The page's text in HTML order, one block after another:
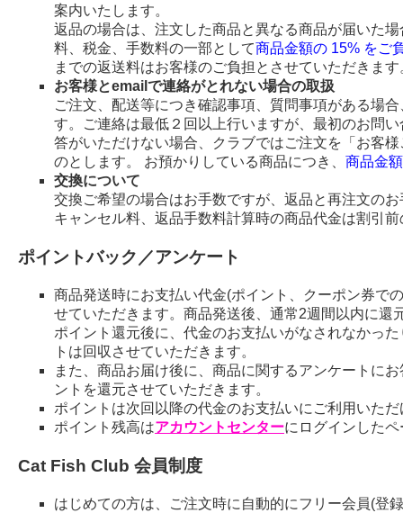
案内いたします。
返品の場合は、注文した商品と異なる商品が届いた
料、税金、手数料の一部として商品金額の 15% をご
までの返送料はお客様のご負担とさせていただきます
お客様とemailで連絡がとれない場合の取扱
ご注文、配送等につき確認事項、質問事項がある場
す。ご連絡は最低２回以上行いますが、最初のお問
答がいただけない場合、クラブではご注文を「お客
のとします。 お預かりしている商品につき、 商品金
交換について
交換ご希望の場合はお手数ですが、返品と再注文の
キャンセル料、返品手数料計算時の商品代金は割引
ポイントバック／アンケート
商品発送時にお支払い代金(ポイント、クーポン券で
せていただきます。商品発送後、通常2週間以内に還
ポイント還元後に、代金のお支払いがなされなかっ
トは回収させていただきます。
また、商品お届け後に、商品に関するアンケートに
ントを還元させていただきます。
ポイントは次回以降の代金のお支払いにご利用いた
ポイント残高はアカウントセンターにログインした
Cat Fish Club 会員制度
はじめての方は、ご注文時に自動的にフリー会員(登